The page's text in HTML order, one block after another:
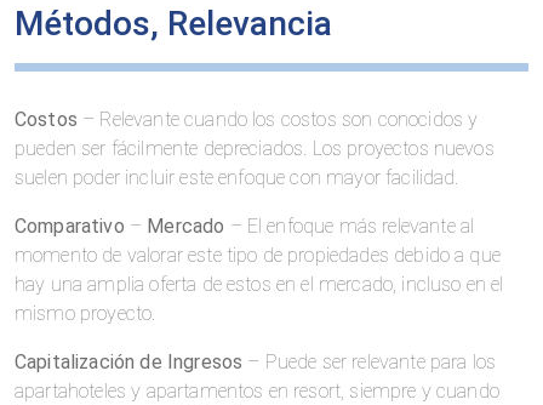
Métodos, Relevancia
Costos – Relevante cuando los costos son conocidos y
pueden ser fácilmente depreciados. Los proyectos nuevos
suelen poder incluir este enfoque con mayor facilidad.
Comparativo – Mercado – El enfoque más relevante al
momento de valorar este tipo de propiedades debido a que
hay una amplia oferta de estos en el mercado, incluso en el
mismo proyecto.
Capitalización de Ingresos – Puede ser relevante para los
apartahoteles y apartamentos en resort, siempre y cuando